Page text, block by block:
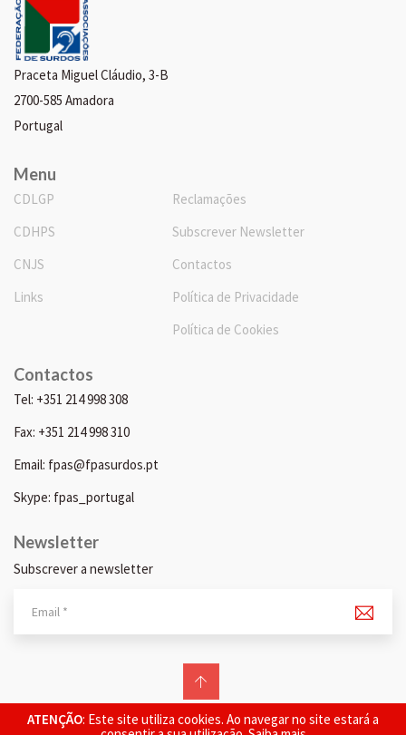
ATENÇÃO: Este site utiliza cookies. Ao navegar no site estará a
Praceta Miguel Cláudio, 3-B
2700-585 Amadora
Portugal
Menu
CDLGP
CDHPS
CNJS
Links
Reclamações
Subscrever Newsletter
Contactos
Política de Privacidade
Política de Cookies
Contactos
Tel: +351 214 998 308
Fax: +351 214 998 310
Email: fpas@fpasurdos.pt
Skype: fpas_portugal
Newsletter
Subscrever a newsletter
© 2026 FPAS. Todos os direitos reservados.